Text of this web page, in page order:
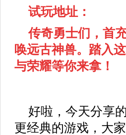
试玩地址：
传奇勇士们，首
唤远古神兽。踏入
与荣耀等你来拿！
好啦，今天分享
更经典的游戏，大